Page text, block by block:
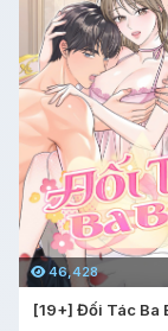
46,428
[19+] Đối Tác Ba